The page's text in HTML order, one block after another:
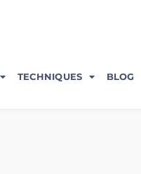
TECHNIQUES BLOG